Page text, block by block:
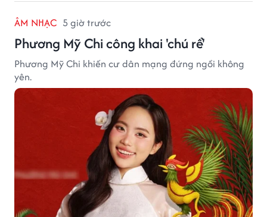
ÂM NHẠC 5 giờ trước
Phương Mỹ Chi công khai 'chú rể'
Phương Mỹ Chi khiến cư dân mạng đứng ngồi không
yên.